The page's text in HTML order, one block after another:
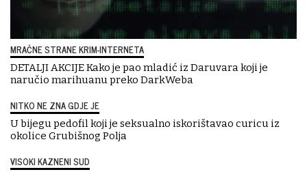
MRAČNE STRANE KRIM-INTERNETA
DETALJI AKCIJE Kako je pao mladić iz Daruvara koji je
naručio marihuanu preko DarkWeba
NITKO NE ZNA GDJE JE
U bijegu pedofil koji je seksualno iskorištavao curicu iz
okolice Grubišnog Polja
VISOKI KAZNENI SUD